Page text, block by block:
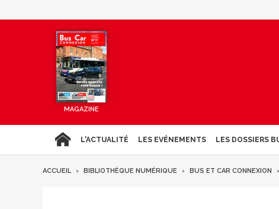
MAGAZINE
L'ACTUALITÉ LES EVÉNEMENTS LES DOSSIERS
ACCUEIL BIBLIOTHÈQUE NUMÉRIQUE BUS ET CAR CONNEXION